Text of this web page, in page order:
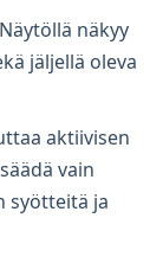
Näytöllä näkyy
jäljellä oleva
aktiivisen
vain
syötteitä ja